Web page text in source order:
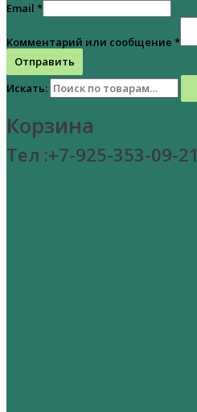
Email *
Комментарий или сообщение *
Отправить
Искать:
Корзина
Тел :+7-925-353-09-21